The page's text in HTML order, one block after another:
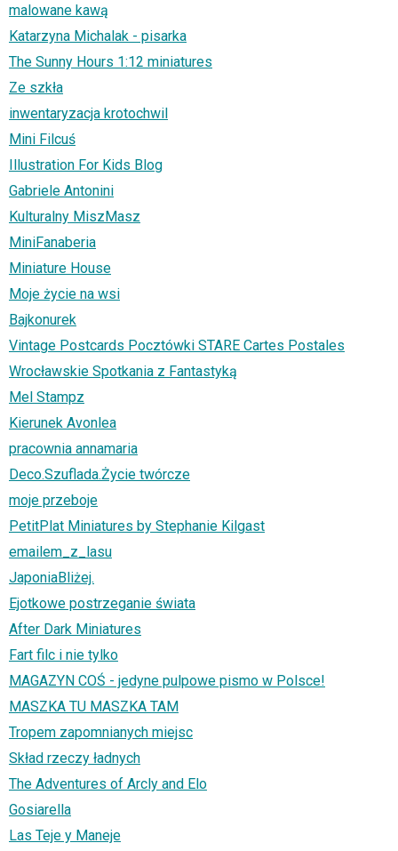
malowane kawą
Katarzyna Michalak - pisarka
The Sunny Hours 1:12 miniatures
Ze szkła
inwentaryzacja krotochwil
Mini Filcuś
Illustration For Kids Blog
Gabriele Antonini
Kulturalny MiszMasz
MiniFanaberia
Miniature House
Moje życie na wsi
Bajkonurek
Vintage Postcards Pocztówki STARE Cartes Postales
Wrocławskie Spotkania z Fantastyką
Mel Stampz
Kierunek Avonlea
pracownia annamaria
Deco.Szuflada.Życie twórcze
moje przeboje
PetitPlat Miniatures by Stephanie Kilgast
emailem_z_lasu
JaponiaBliżej.
Ejotkowe postrzeganie świata
After Dark Miniatures
Fart filc i nie tylko
MAGAZYN COŚ - jedyne pulpowe pismo w Polsce!
MASZKA TU MASZKA TAM
Tropem zapomnianych miejsc
Skład rzeczy ładnych
The Adventures of Arcly and Elo
Gosiarella
Las Teje y Maneje